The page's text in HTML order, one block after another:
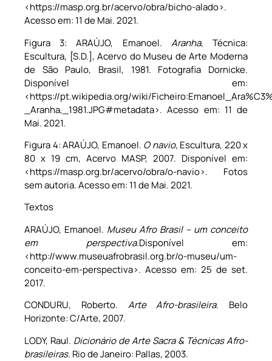
<https://masp.org.br/acervo/obra/bicho-alado>.
Acesso em: 11 de Mai. 2021.
Figura 3: ARAÚJO, Emanoel. Aranha, Técnica:
Escultura, [S.D.], Acervo do Museu de Arte Moderna
de São Paulo, Brasil, 1981. Fotografia Dornicke.
Disponível em:
<https://pt.wikipedia.org/wiki/
_Aranha,_1981.JPG#metadata>. Acesso em: 11 de
Mai. 2021.
Figura 4: ARAÚJO, Emanoel. O navio, Escultura, 220 x
80 x 19 cm, Acervo MASP, 2007. Disponível em:
<https://masp.org.br/acervo/obra/o-navio>. Fotos
sem autoria. Acesso em: 11 de Mai. 2021.
Textos
ARAÚJO, Emanoel. Museu Afro Brasil – um conceito
em perspectiva.Disponível em:
<http://www.museuafrobrasil.org.br/o-museu/um-
conceito-em-perspectiva>. Acesso em: 25 de set.
2017.
CONDURU, Roberto. Arte Afro-brasileira. Belo
Horizonte: C/Arte, 2007.
LODY, Raul. Dicionário de Arte Sacra & Técnicas Afro-
brasileiras. Rio de Janeiro: Pallas, 2003.